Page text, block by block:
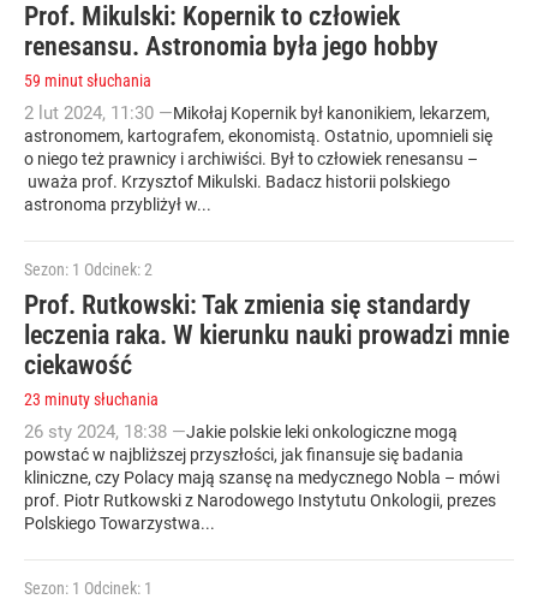
Prof. Mikulski: Kopernik to człowiek
renesansu. Astronomia była jego hobby
59 minut słuchania
2 lut 2024, 11:30 —Mikołaj Kopernik był kanonikiem, lekarzem,
astronomem, kartografem, ekonomistą. Ostatnio, upomnieli się
o niego też prawnicy i archiwiści. Był to człowiek renesansu –
uważa prof. Krzysztof Mikulski. Badacz historii polskiego
astronoma przybliżył w...
Sezon: 1 Odcinek: 2
Prof. Rutkowski: Tak zmienia się standardy
leczenia raka. W kierunku nauki prowadzi mnie
ciekawość
23 minuty słuchania
26 sty 2024, 18:38 —Jakie polskie leki onkologiczne mogą
powstać w najbliższej przyszłości, jak finansuje się badania
kliniczne, czy Polacy mają szansę na medycznego Nobla – mówi
prof. Piotr Rutkowski z Narodowego Instytutu Onkologii, prezes
Polskiego Towarzystwa...
Sezon: 1 Odcinek: 1